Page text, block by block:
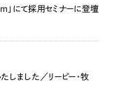
」にて採用セミナーに登壇
しました／リーピー・牧